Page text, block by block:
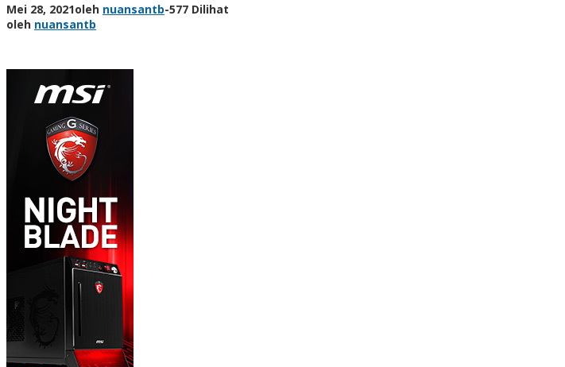
Mei 28, 2021oleh nuansantb-577 Dilihat
oleh nuansantb